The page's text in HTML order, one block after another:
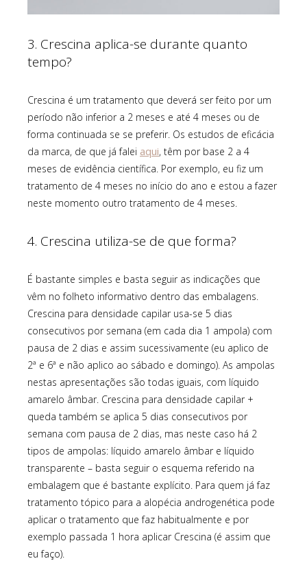
3. Crescina aplica-se durante quanto
tempo?
Crescina é um tratamento que deverá ser feito por um
período não inferior a 2 meses e até 4 meses ou de
forma continuada se se preferir. Os estudos de eficácia
da marca, de que já falei aqui, têm por base 2 a 4
meses de evidência científica. Por exemplo, eu fiz um
tratamento de 4 meses no início do ano e estou a fazer
neste momento outro tratamento de 4 meses.
4. Crescina utiliza-se de que forma?
É bastante simples e basta seguir as indicações que
vêm no folheto informativo dentro das embalagens.
Crescina para densidade capilar usa-se 5 dias
consecutivos por semana (em cada dia 1 ampola) com
pausa de 2 dias e assim sucessivamente (eu aplico de
2ª e 6ª e não aplico ao sábado e domingo). As ampolas
nestas apresentações são todas iguais, com líquido
amarelo âmbar. Crescina para densidade capilar +
queda também se aplica 5 dias consecutivos por
semana com pausa de 2 dias, mas neste caso há 2
tipos de ampolas: líquido amarelo âmbar e líquido
transparente – basta seguir o esquema referido na
embalagem que é bastante explícito. Para quem já faz
tratamento tópico para a alopécia androgenética pode
aplicar o tratamento que faz habitualmente e por
exemplo passada 1 hora aplicar Crescina (é assim que
eu faço).